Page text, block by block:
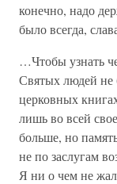
конечно, надо
было всегда,
…Чтобы узнать
Святых людей не
церковных
лишь во всей
больше, но
не по заслугам
Я ни о чем не